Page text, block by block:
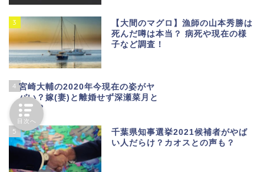
3
【大間のマグロ】漁師の山本秀勝は
死んだ噂は本当？ 病死や現在の様
子など調査！
4 宮崎大輔の2020年今現在の姿がヤ
バい？嫁(妻)と離婚せず深瀬菜月と
不倫？
5
千葉県知事選挙2021候補者がやば
い人だらけ？カオスとの声も？
目次へ